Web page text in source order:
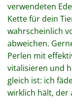
verwendeten
Kette für dein
wahrscheinlich
abweichen.
Perlen mit
vitalisieren und
gleich ist: ich
wirklich hält, der